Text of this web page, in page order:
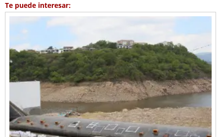
Te puede interesar: